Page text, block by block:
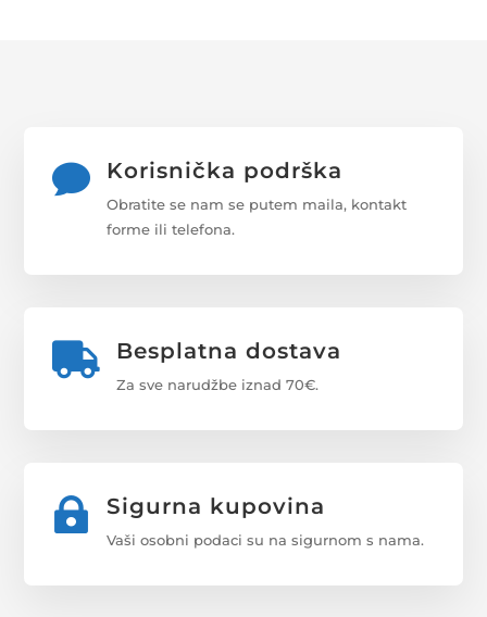
 Korisnička podrška
Obratite se nam se putem maila, kontakt
forme ili telefona.
 Besplatna dostava
Za sve narudžbe iznad 70€.
 Sigurna kupovina
Vaši osobni podaci su na sigurnom s nama.